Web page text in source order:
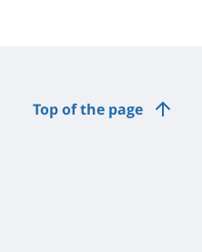
Top of the page